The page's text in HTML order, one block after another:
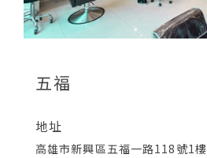
五福
地址
高雄市新興區五福一路118號1樓